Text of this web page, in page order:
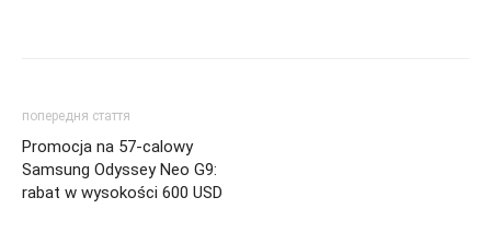
попередня стаття
Promocja na 57-calowy
Samsung Odyssey Neo G9:
rabat w wysokości 600 USD